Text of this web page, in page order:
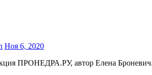
Ноя 6, 2020
ПРОНЕДРА.РУ, автор Елена Броневич.